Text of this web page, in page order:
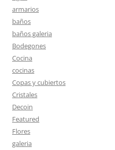
armarios
baños
baños galeria
Bodegones
Cocina
cocinas
Copas y cubiertos
Cristales
Decoin
Featured
Flores
galeria